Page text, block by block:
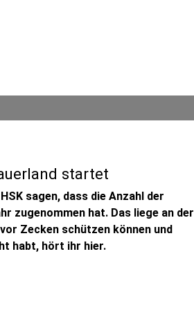
startet
sagen, dass die Anzahl der
zugenommen hat. Das liege an der
Zecken schützen können und
habt, hört ihr hier.